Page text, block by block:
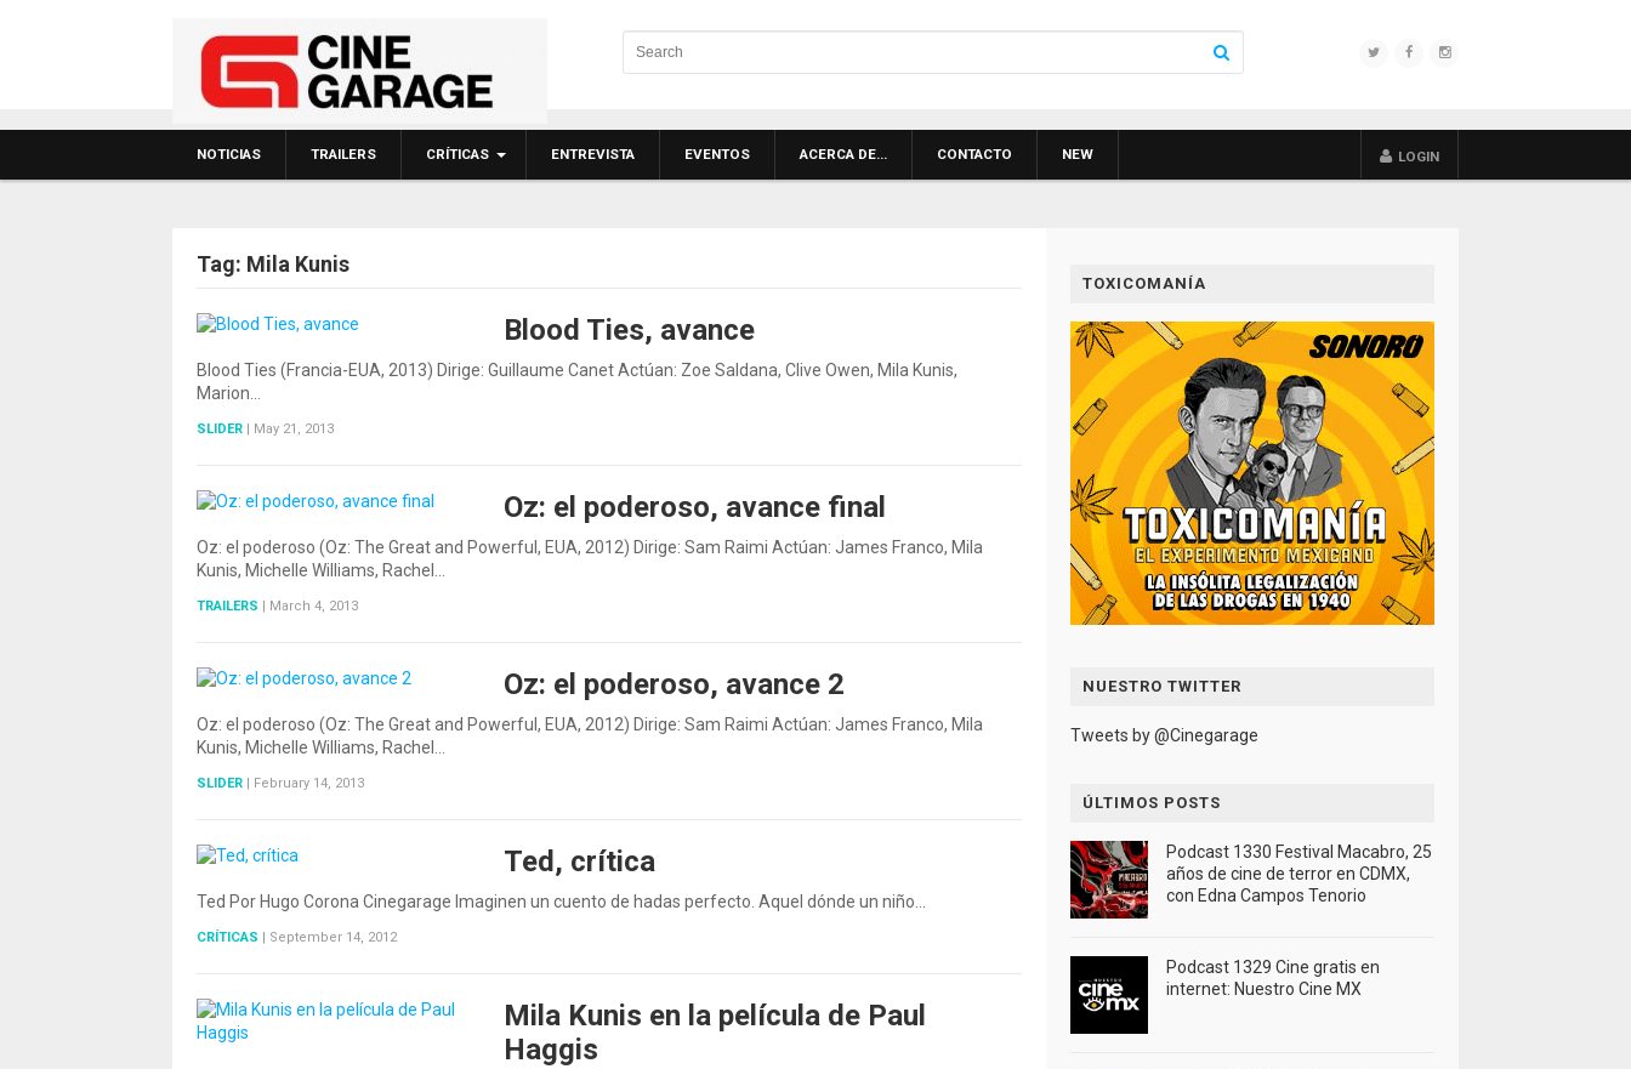
NOTICIAS TRAILERS CRÍTICAS ENTREVISTA EVENTOS ACERCA DE… CONTACTO NEW LOGIN
Tag: Mila Kunis
Blood Ties, avance
Blood Ties (Francia-EUA, 2013) Dirige: Guillaume Canet Actúan: Zoe Saldana, Clive Owen, Mila Kunis,
Marion…
SLIDER | May 21, 2013
Oz: el poderoso, avance final
Oz: el poderoso (Oz: The Great and Powerful, EUA, 2012) Dirige: Sam Raimi Actúan: James Franco, Mila
Kunis, Michelle Williams, Rachel…
TRAILERS | March 4, 2013
Oz: el poderoso, avance 2
Oz: el poderoso (Oz: The Great and Powerful, EUA, 2012) Dirige: Sam Raimi Actúan: James Franco, Mila
Kunis, Michelle Williams, Rachel…
SLIDER | February 14, 2013
Ted, crítica
Ted Por Hugo Corona Cinegarage Imaginen un cuento de hadas perfecto. Aquel dónde un niño…
CRÍTICAS | September 14, 2012
Mila Kunis en la película de Paul
Haggis
POSTS NAVIGATION
TOXICOMANÍA
NUESTRO TWITTER
Tweets by @Cinegarage
ÚLTIMOS POSTS
Podcast 1330 Festival Macabro, 25
años de cine de terror en CDMX,
con Edna Campos Tenorio
Podcast 1329 Cine gratis en
internet: Nuestro Cine MX